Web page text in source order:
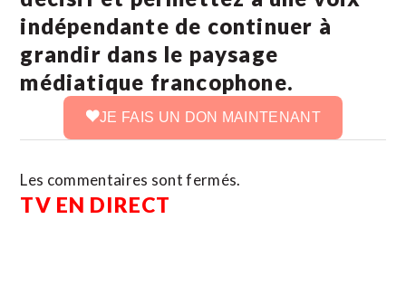
indépendante de continuer à
grandir dans le paysage
médiatique francophone.
JE FAIS UN DON MAINTENANT
Les commentaires sont fermés.
TV EN DIRECT